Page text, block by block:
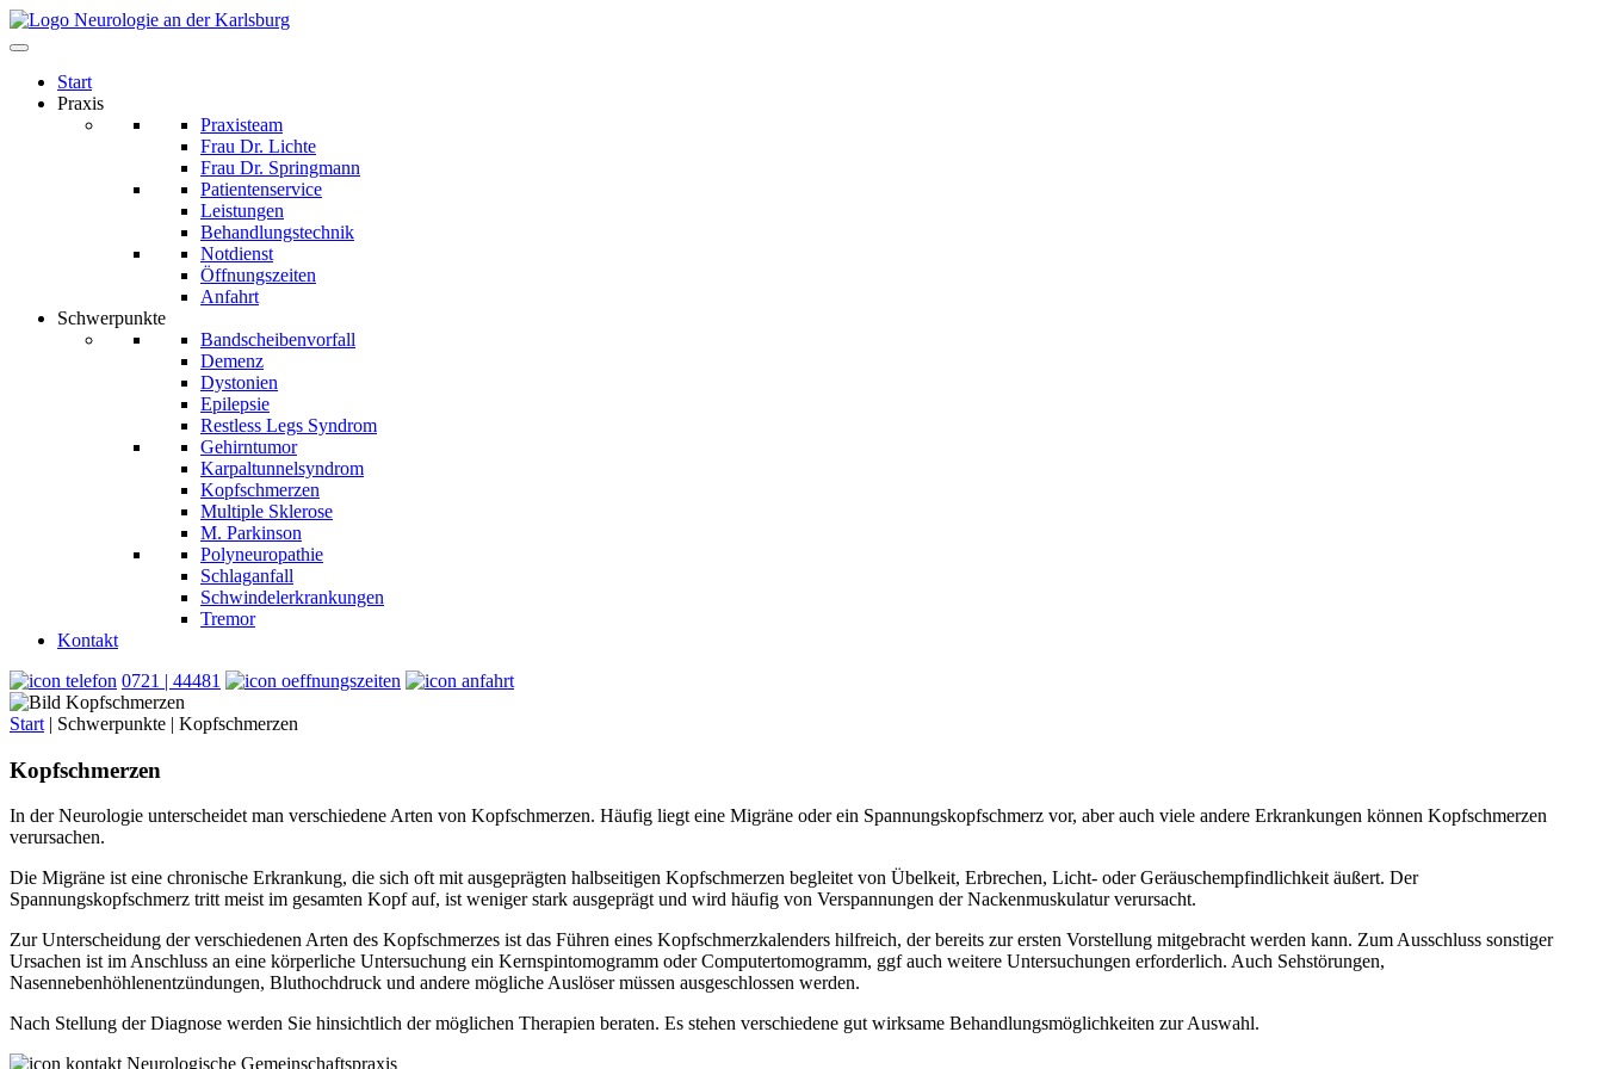
Start
Praxis
Praxisteam
Frau Dr. Lichte
Frau Dr. Springmann
Patientenservice
Leistungen
Behandlungstechnik
Notdienst
Öffnungszeiten
Anfahrt
Schwerpunkte
Bandscheibenvorfall
Demenz
Dystonien
Epilepsie
Restless Legs Syndrom
Gehirntumor
Karpaltunnelsyndrom
Kopfschmerzen
Multiple Sklerose
M. Parkinson
Polyneuropathie
Schlaganfall
Schwindelerkrankungen
Tremor
Kontakt
0721 | 44481
Start | Schwerpunkte | Kopfschmerzen
Kopfschmerzen
In der Neurologie unterscheidet man verschiedene Arten von Kopfschmerzen. Häufig liegt eine Migräne oder ein Spannungskopfschmerz vor, aber auch viele andere Erkrankungen können Kopfschmerzen
verursachen.
Die Migräne ist eine chronische Erkrankung, die sich oft mit ausgeprägten halbseitigen Kopfschmerzen begleitet von Übelkeit, Erbrechen, Licht- oder Geräuschempfindlichkeit äußert. Der
Spannungskopfschmerz tritt meist im gesamten Kopf auf, ist weniger stark ausgeprägt und wird häufig von Verspannungen der Nackenmuskulatur verursacht.
Zur Unterscheidung der verschiedenen Arten des Kopfschmerzes ist das Führen eines Kopfschmerzkalenders hilfreich, der bereits zur ersten Vorstellung mitgebracht werden kann. Zum Ausschluss sonstiger
Ursachen ist im Anschluss an eine körperliche Untersuchung ein Kernspintomogramm oder Computertomogramm, ggf auch weitere Untersuchungen erforderlich. Auch Sehstörungen,
Nasennebenhöhlenentzündungen, Bluthochdruck und andere mögliche Auslöser müssen ausgeschlossen werden.
Nach Stellung der Diagnose werden Sie hinsichtlich der möglichen Therapien beraten. Es stehen verschiedene gut wirksame Behandlungsmöglichkeiten zur Auswahl.
Neurologische Gemeinschaftspraxis